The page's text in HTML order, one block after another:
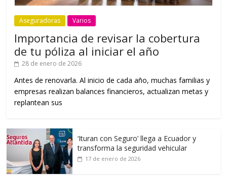
Aseguradoras Varios
Importancia de revisar la cobertura
de tu póliza al iniciar el año
28 de enero de 2026
Antes de renovarla. Al inicio de cada año, muchas familias y
empresas realizan balances financieros, actualizan metas y
replantean sus
‘Ituran con Seguro’ llega a Ecuador y
transforma la seguridad vehicular
17 de enero de 2026